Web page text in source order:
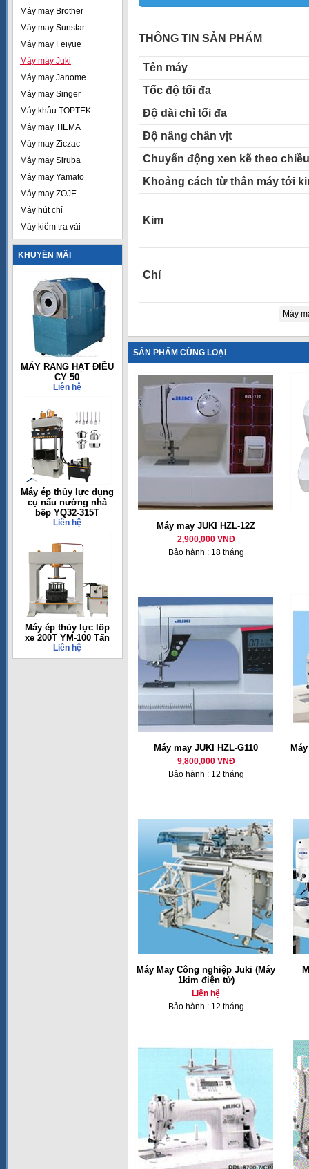
Máy may Brother
Máy may Sunstar
Máy may Feiyue
Máy may Juki
Máy may Janome
Máy may Singer
Máy khâu TOPTEK
Máy may TIEMA
Máy may Ziczac
Máy may Siruba
Máy may Yamato
Máy may ZOJE
Máy hút chỉ
Máy kiểm tra vải
KHUYẾN MÃI
MÁY RANG HẠT ĐIỀU
CY 50
Liên hệ
Máy ép thủy lực dụng
cụ nấu nướng nhà
bếp YQ32-315T
Liên hệ
Máy ép thủy lực lốp
xe 200T YM-100 Tấn
Liên hệ
THÔNG TIN SẢN PHẨM
Tên máy
Tốc độ tối đa
Độ dài chỉ tối đa
Độ nâng chân vịt
Chuyển động xen kẽ theo
Khoảng cách từ thân máy tới
Kim
Chỉ
Máy
SẢN PHẨM CÙNG LOẠI
Máy may JUKI HZL-12Z
2,900,000 VNĐ
Bảo hành : 18 tháng
Máy may JUKI HZL-G110
9,800,000 VNĐ
Bảo hành : 12 tháng
Máy May Công nghiệp Juki (Máy
1kim điện tử)
Liên hệ
Bảo hành : 12 tháng